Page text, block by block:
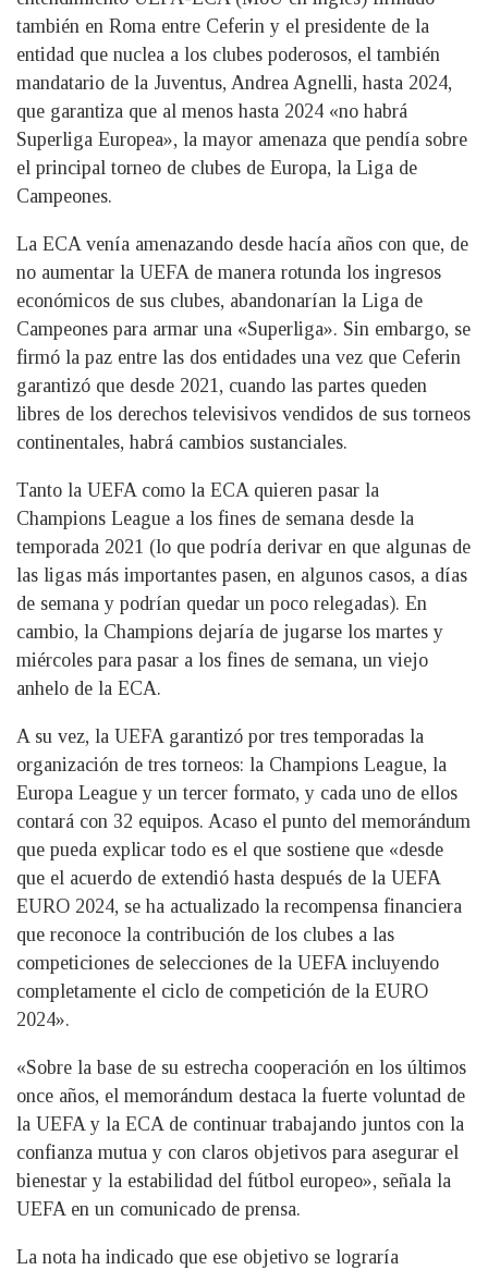
también en Roma entre Ceferin y el presidente de la
entidad que nuclea a los clubes poderosos, el también
mandatario de la Juventus, Andrea Agnelli, hasta 2024,
que garantiza que al menos hasta 2024 «no habrá
Superliga Europea», la mayor amenaza que pendía sobre
el principal torneo de clubes de Europa, la Liga de
Campeones.
La ECA venía amenazando desde hacía años con que, de
no aumentar la UEFA de manera rotunda los ingresos
económicos de sus clubes, abandonarían la Liga de
Campeones para armar una «Superliga». Sin embargo, se
firmó la paz entre las dos entidades una vez que Ceferin
garantizó que desde 2021, cuando las partes queden
libres de los derechos televisivos vendidos de sus torneos
continentales, habrá cambios sustanciales.
Tanto la UEFA como la ECA quieren pasar la
Champions League a los fines de semana desde la
temporada 2021 (lo que podría derivar en que algunas de
las ligas más importantes pasen, en algunos casos, a días
de semana y podrían quedar un poco relegadas). En
cambio, la Champions dejaría de jugarse los martes y
miércoles para pasar a los fines de semana, un viejo
anhelo de la ECA.
A su vez, la UEFA garantizó por tres temporadas la
organización de tres torneos: la Champions League, la
Europa League y un tercer formato, y cada uno de ellos
contará con 32 equipos. Acaso el punto del memorándum
que pueda explicar todo es el que sostiene que «desde
que el acuerdo de extendió hasta después de la UEFA
EURO 2024, se ha actualizado la recompensa financiera
que reconoce la contribución de los clubes a las
competiciones de selecciones de la UEFA incluyendo
completamente el ciclo de competición de la EURO
2024».
«Sobre la base de su estrecha cooperación en los últimos
once años, el memorándum destaca la fuerte voluntad de
la UEFA y la ECA de continuar trabajando juntos con la
confianza mutua y con claros objetivos para asegurar el
bienestar y la estabilidad del fútbol europeo», señala la
UEFA en un comunicado de prensa.
La nota ha indicado que ese objetivo se lograría